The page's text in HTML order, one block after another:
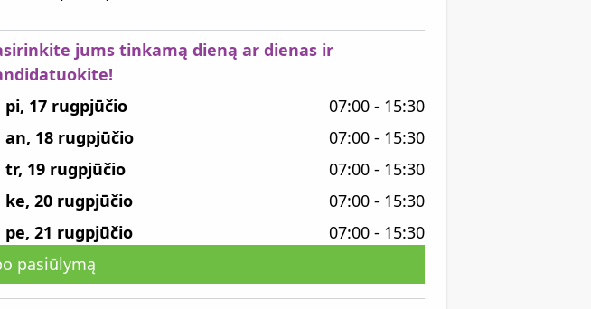
jums tinkamą dieną ar dienas ir
pi, 17 rugpjūčio
07:00 - 15:30
an, 18 rugpjūčio
07:00 - 15:30
tr, 19 rugpjūčio
07:00 - 15:30
ke, 20 rugpjūčio
07:00 - 15:30
pe, 21 rugpjūčio
07:00 - 15:30
pasiūlymą